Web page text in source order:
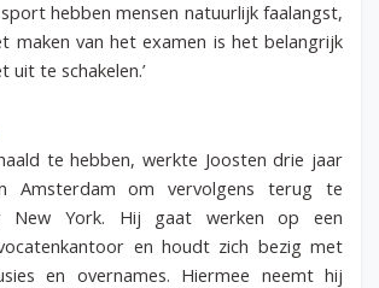
hebben mensen natuurlijk faalangst,
maken van het examen is het belangrijk
uit te schakelen.’
te hebben, werkte Joosten drie jaar
Amsterdam om vervolgens terug te
New York. Hij gaat werken op een
en houdt zich bezig met
en overnames. Hiermee neemt hij